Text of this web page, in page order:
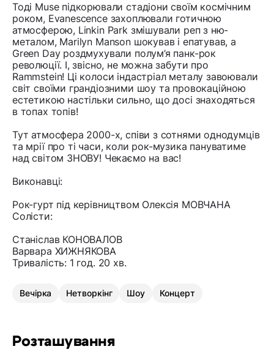
Тоді Muse підкорювали стадіони своїм космічним
роком, Evanescence захоплювали готичною
атмосферою, Linkin Park змішували реп з ню-
металом, Marilyn Manson шокував і епатував, а
Green Day роздмухували полум’я панк-рок
революції. І, звісно, не можна забути про
Rammstein! Ці колоси індастріал металу завоювали
світ своїми грандіозними шоу та провокаційною
естетикою настільки сильно, що досі знаходяться
в топах топів!
Тут атмосфера 2000-х, співи з сотнями однодумців
та мрії про ті часи, коли рок-музика пануватиме
над світом ЗНОВУ! Чекаємо на вас!
Виконавці:
Рок-гурт під керівництвом Олексія МОВЧАНА
Солісти:
Станіслав КОНОВАЛОВ
Варвара ХИЖНЯКОВА
Тривалість: 1 год. 20 хв.
Вечірка Нетворкінг Шоу Концерт
Розташування